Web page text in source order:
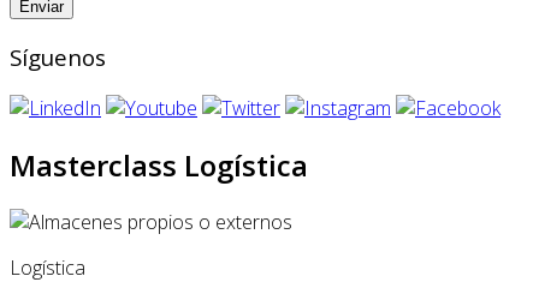
Síguenos
Masterclass Logística
Logística